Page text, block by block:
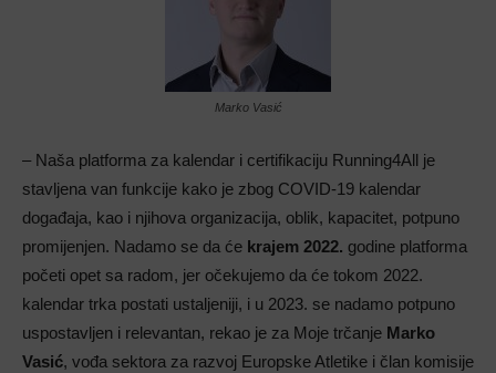
Marko Vasić
– Naša platforma za kalendar i certifikaciju Running4All je
stavljena van funkcije kako je zbog COVID-19 kalendar
događaja, kao i njihova organizacija, oblik, kapacitet, potpuno
promijenjen. Nadamo se da će krajem 2022. godine platforma
početi opet sa radom, jer očekujemo da će tokom 2022.
kalendar trka postati ustaljeniji, i u 2023. se nadamo potpuno
uspostavljen i relevantan, rekao je za Moje trčanje Marko
Vasić, vođa sektora za razvoj Europske Atletike i član komisije